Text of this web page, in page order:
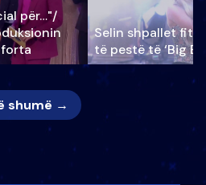
për…"/
forta
Selin shpallet
të pestë të ‘Big
shumë →